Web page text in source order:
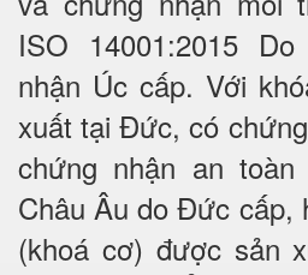
ISO 14001:2015
nhận Úc cấp. Với
xuất tại Đức, có
chứng nhận an
Châu Âu do Đức cấp,
(khoá cơ) được sản